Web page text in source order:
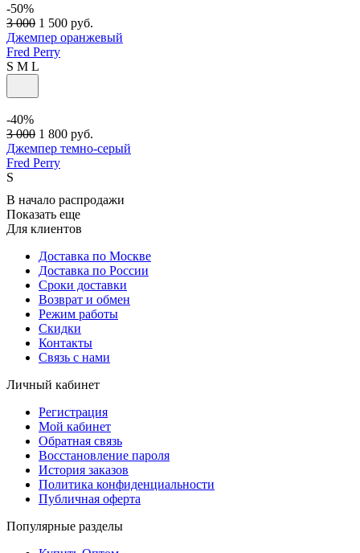
-50%
3 000 1 500 руб.
Джемпер оранжевый
Fred Perry
S M L
-40%
3 000 1 800 руб.
Джемпер темно-серый
Fred Perry
S
В начало распродажи
Показать еще
Для клиентов
Доставка по Москве
Доставка по России
Сроки доставки
Возврат и обмен
Режим работы
Скидки
Контакты
Связь с нами
Личный кабинет
Регистрация
Мой кабинет
Обратная связь
Восстановление пароля
История заказов
Политика конфиденциальности
Публичная оферта
Популярные разделы